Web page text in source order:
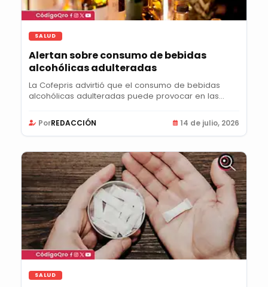
SALUD
Alertan sobre consumo de bebidas
alcohólicas adulteradas
La Cofepris advirtió que el consumo de bebidas
alcohólicas adulteradas puede provocar en las...
PorREDACCIÓN 14 de julio, 2026
SALUD